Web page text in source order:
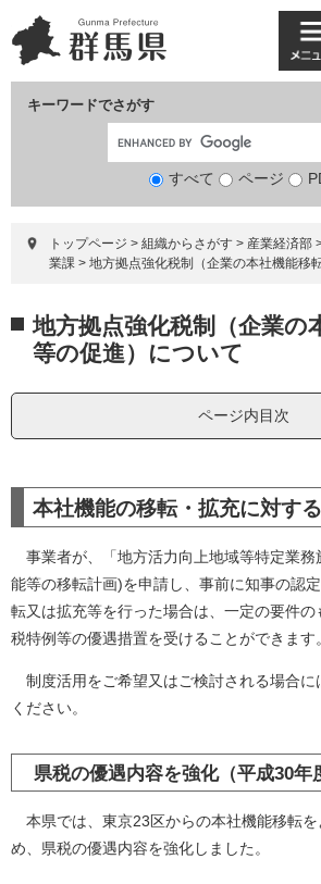
ー
ジ
ニ
ュ
て
キーワードでさがす
検
象
すべて ページ
メ
ニ
ー
トップページ > 組織からさがす > 産業経済部
業課 > 地方拠点強化税制（企業の本社機能移
文 地方拠点強化税制（企業の
等の促進）について
ページ内目次
本社機能の移転・拡充に対す
事業者が、「地方活力向上地域等特定業務
能等の移転計画)を申請し、事前に知事の認
転又は拡充等を行った場合は、一定の要件
税特例等の優遇措置を受けることができます。
制度活用をご希望又はご検討される場合に
ください。
県税の優遇内容を強化（平成30年
本県では、東京23区からの本社機能移転を
め、県税の優遇内容を強化しました。